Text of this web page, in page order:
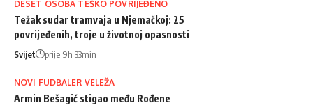
DESET OSOBA TEŠKO POVRIJEĐENO
Težak sudar tramvaja u Njemačkoj: 25
povrijeđenih, troje u životnoj opasnosti
Svijet prije 9h 33min
NOVI FUDBALER VELEŽA
Armin Bešagić stigao među Rođene